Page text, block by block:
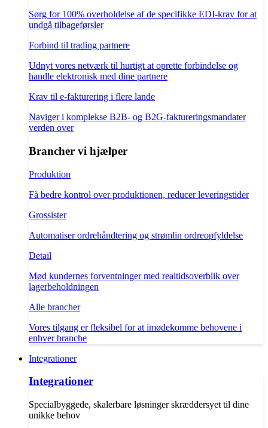
Sørg for 100% overholdelse af de specifikke EDI-krav for at
undgå tilbageførsler
Forbind til trading partnere
Udnyt vores netværk til hurtigt at oprette forbindelse og
handle elektronisk med dine partnere
Krav til e-fakturering i flere lande
Naviger i komplekse B2B- og B2G-faktureringsmandater
verden over
Brancher vi hjælper
Produktion
Få bedre kontrol over produktionen, reducer leveringstider
Grossister
Automatiser ordrehåndtering og strømlin ordreopfyldelse
Detail
Mød kundernes forventninger med realtidsoverblik over
lagerbeholdningen
Alle brancher
Vores tilgang er fleksibel for at imødekomme behovene i
enhver branche
Integrationer
Integrationer
Specialbyggede, skalerbare løsninger skræddersyet til dine
unikke behov